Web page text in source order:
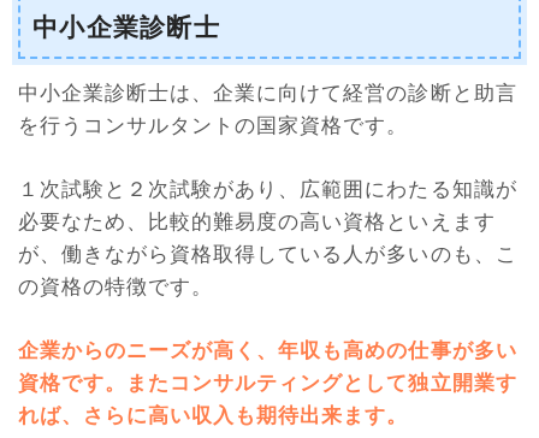
中小企業診断士
中小企業診断士は、企業に向けて経営の診断と助言
を行うコンサルタントの国家資格です。
１次試験と２次試験があり、広範囲にわたる知識が
必要なため、比較的難易度の高い資格といえます
が、働きながら資格取得している人が多いのも、こ
の資格の特徴です。
企業からのニーズが高く、年収も高めの仕事が多い
資格です。またコンサルティングとして独立開業す
れば、さらに高い収入も期待出来ます。